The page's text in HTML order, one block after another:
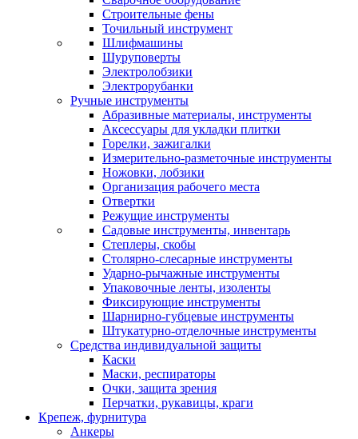
Строительные фены
Точильный инструмент
Шлифмашины
Шуруповерты
Электролобзики
Электрорубанки
Ручные инструменты
Абразивные материалы, инструменты
Аксессуары для укладки плитки
Горелки, зажигалки
Измерительно-разметочные инструменты
Ножовки, лобзики
Организация рабочего места
Отвертки
Режущие инструменты
Садовые инструменты, инвентарь
Степлеры, скобы
Столярно-слесарные инструменты
Ударно-рычажные инструменты
Упаковочные ленты, изоленты
Фиксирующие инструменты
Шарнирно-губцевые инструменты
Штукатурно-отделочные инструменты
Средства индивидуальной защиты
Каски
Маски, респираторы
Очки, защита зрения
Перчатки, рукавицы, краги
Крепеж, фурнитура
Анкеры